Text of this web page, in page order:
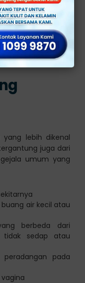
gatal pada organ
rasa sakit ketika
berkemih.
lebih dikenal
juga dari
umum yang
air kecil atau
berbeda dari
tidak sedap atau
pada